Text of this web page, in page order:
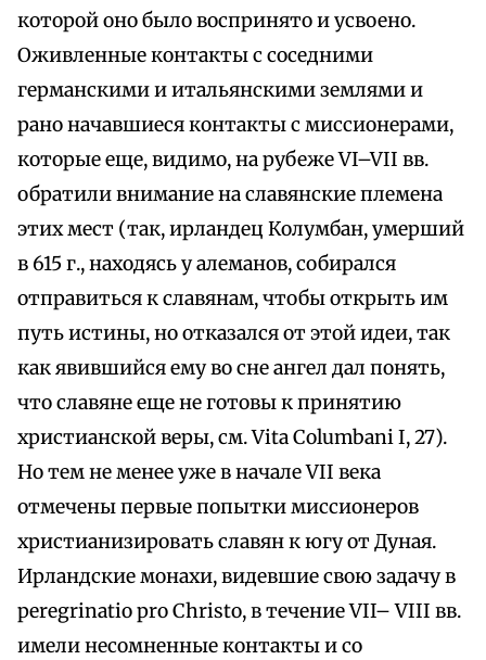
которой оно было воспринято и усвоено.
Оживленные контакты с соседними
германскими и итальянскими землями и
рано начавшиеся контакты с миссионерами,
которые еще, видимо, на рубеже VI–VII вв.
обратили внимание на славянские племена
этих мест (так, ирландец Колумбан, умерший
в 615 г., находясь у алеманов, собирался
отправиться к славянам, чтобы открыть им
путь истины, но отказался от этой идеи, так
как явившийся ему во сне ангел дал понять,
что славяне еще не готовы к принятию
христианской веры, см. Vita Columbani I, 27).
Но тем не менее уже в начале VII века
отмечены первые попытки миссионеров
христианизировать славян к югу от Дуная.
Ирландские монахи, видевшие свою задачу в
peregrinatio pro Christo, в течение VII– VIII вв.
имели несомненные контакты и со